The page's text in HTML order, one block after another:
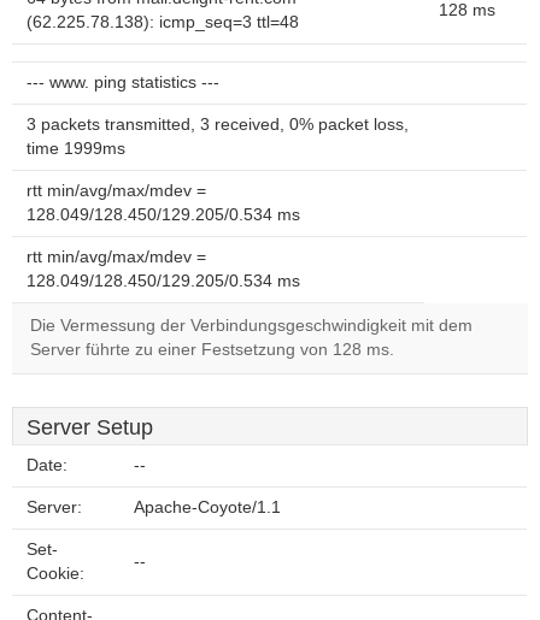
(62.225.78.138): icmp_seq=3 ttl=48
128 ms
--- www. ping statistics ---
3 packets transmitted, 3 received, 0% packet loss,
time 1999ms
rtt min/avg/max/mdev =
128.049/128.450/129.205/0.534 ms
rtt min/avg/max/mdev =
128.049/128.450/129.205/0.534 ms
Die Vermessung der Verbindungsgeschwindigkeit mit dem
Server führte zu einer Festsetzung von 128 ms.
Server Setup
Date: --
Server: Apache-Coyote/1.1
Set-
Cookie:
--
Content-